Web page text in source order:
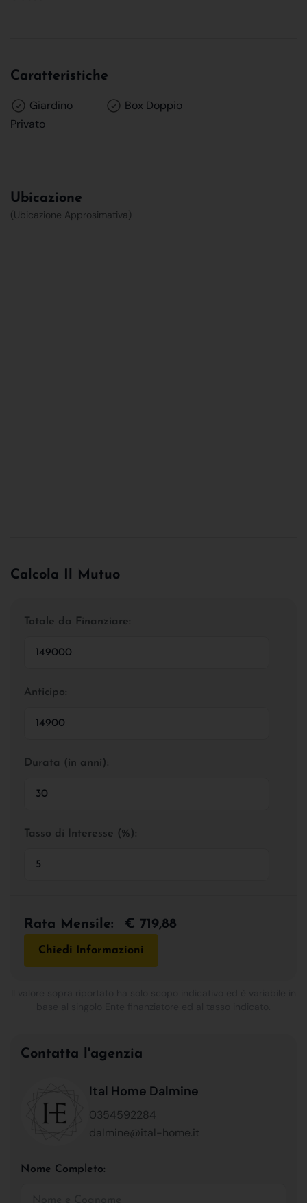
Caratteristiche
Giardino
Privato
Box Doppio
Ubicazione
(Ubicazione Approsimativa)
Calcola Il Mutuo
Totale da Finanziare:
Anticipo:
Durata (in anni):
Tasso di Interesse (%):
Rata Mensile: € 719,88
Chiedi Informazioni
Contatta l'agenzia
Ital Home Dalmine
0354592284
dalmine@ital-home.it
Nome Completo: